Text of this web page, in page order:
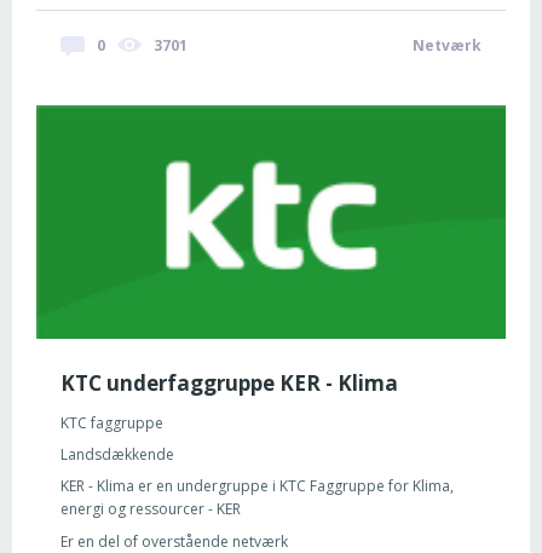
0 3701 Netværk
KTC underfaggruppe KER - Klima
KTC faggruppe
Landsdækkende
KER - Klima er en undergruppe i KTC Faggruppe for Klima,
energi og ressourcer - KER
Er en del of overstående netværk